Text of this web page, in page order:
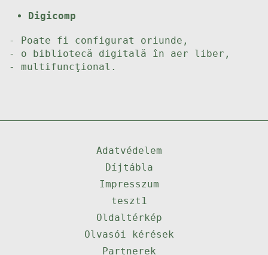
Digicomp
- Poate fi configurat oriunde,
- o bibliotecă digitală în aer liber,
- multifuncţional.
Adatvédelem
Díjtábla
Impresszum
teszt1
Oldaltérkép
Olvasói kérések
Partnerek